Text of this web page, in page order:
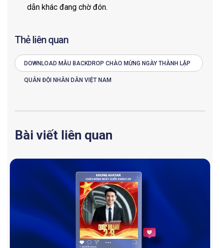
dẫn khác đang chờ đón.
Thẻ liên quan
DOWNLOAD MẪU BACKDROP CHÀO MỪNG NGÀY THÀNH LẬP
QUÂN ĐỘI NHÂN DÂN VIỆT NAM
Bài viết liên quan